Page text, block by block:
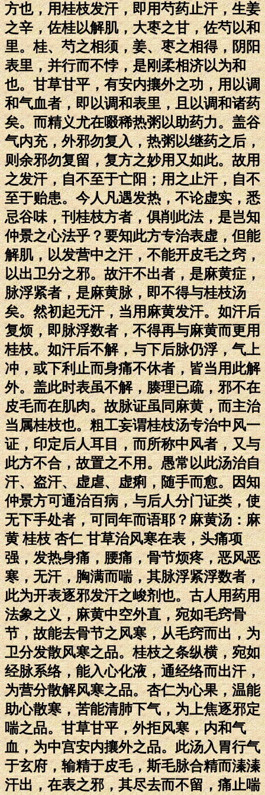
方也，用桂枝发汗，即用芍药止汗，生姜
之辛，佐桂以解肌，大枣之甘，佐芍以和
里。桂、芍之相须，姜、枣之相得，阴阳
表里，并行而不悖，是刚柔相济以为和
也。甘草甘平，有安内攘外之功，用以调
和气血者，即以调和表里，且以调和诸药
矣。而精义尤在啜稀热粥以助药力。盖谷
气内充，外邪勿复入，热粥以继药之后，
则余邪勿复留，复方之妙用又如此。故用
之发汗，自不至于亡阳；用之止汗，自不
至于贻患。今人凡遇发热，不论虚实，悉
忌谷味，刊桂枝方者，俱削此法，是岂知
仲景之心法乎？要知此方专治表虚，但能
解肌，以发营中之汗，不能开皮毛之窍，
以出卫分之邪。故汗不出者，是麻黄症，
脉浮紧者，是麻黄脉，即不得与桂枝汤
矣。然初起无汗，当用麻黄发汗。如汗后
复烦，即脉浮数者，不得再与麻黄而更用
桂枝。如汗后不解，与下后脉仍浮，气上
冲，或下利止而身痛不休者，皆当用此解
外。盖此时表虽不解，腠理已疏，邪不在
皮毛而在肌肉。故脉证虽同麻黄，而主治
当属桂枝也。粗工妄谓桂枝汤专治中风一
证，印定后人耳目，而所称中风者，又与
此方不合，故置之不用。愚常以此汤治自
汗、盗汗、虚虐、虚痢，随手而愈。因知
仲景方可通治百病，与后人分门证类，使
无下手处者，可同年而语耶？麻黄汤：麻
黄 桂枝 杏仁 甘草治风寒在表，头痛项
强，发热身痛，腰痛，骨节烦疼，恶风恶
寒，无汗，胸满而喘，其脉浮紧浮数者，
此为开表逐邪发汗之峻剂也。古人用药用
法象之义，麻黄中空外直，宛如毛窍骨
节，故能去骨节之风寒，从毛窍而出，为
卫分发散风寒之品。桂枝之条纵横，宛如
经脉系络，能入心化液，通经络而出汗，
为营分散解风寒之品。杏仁为心果，温能
助心散寒，苦能清肺下气，为上焦逐邪定
喘之品。甘草甘平，外拒风寒，内和气
血，为中宫安内攘外之品。此汤入胃行气
于玄府，输精于皮毛，斯毛脉合精而溱溱
汗出，在表之邪，其尽去而不留，痛止喘